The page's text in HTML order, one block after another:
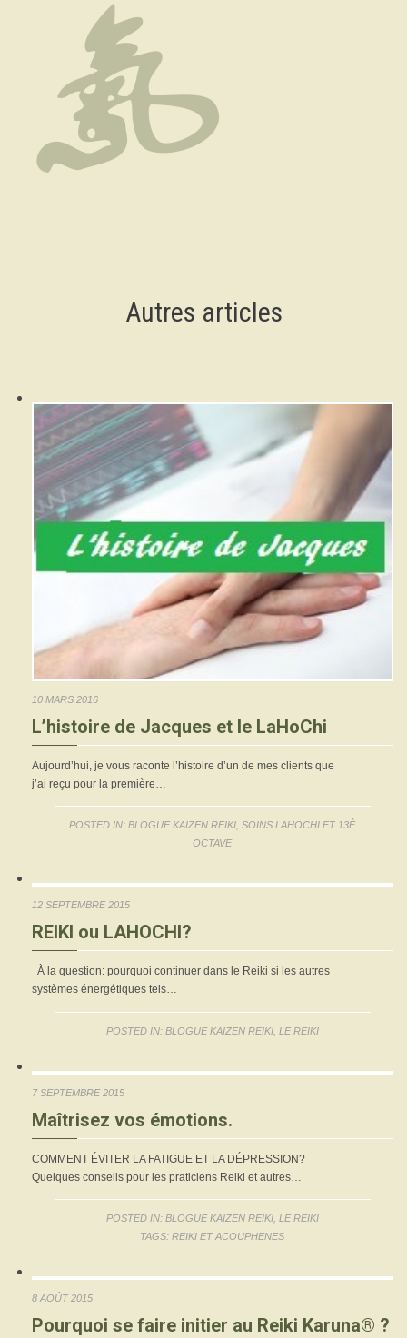
Autres articles
10 MARS 2016
L’histoire de Jacques et le LaHoChi
Aujourd’hui, je vous raconte l’histoire d’un de mes clients que
j’ai reçu pour la première…
POSTED IN:BLOGUE KAIZEN REIKI,SOINS LAHOCHI ET 13È
OCTAVE
12 SEPTEMBRE 2015
REIKI ou LAHOCHI?
À la question: pourquoi continuer dans le Reiki si les autres
systèmes énergétiques tels…
POSTED IN: BLOGUE KAIZEN REIKI, LE REIKI
7 SEPTEMBRE 2015
Maîtrisez vos émotions.
COMMENT ÉVITER LA FATIGUE ET LA DÉPRESSION?
Quelques conseils pour les praticiens Reiki et autres…
POSTED IN: BLOGUE KAIZEN REIKI, LE REIKI
TAGS:REIKI ET ACOUPHENES
8 AOÛT 2015
Pourquoi se faire initier au Reiki Karuna® ?